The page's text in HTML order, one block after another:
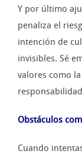
Y por último
penaliza el
intención de
invisibles. Sé
valores como
Obstáculos
Cuando